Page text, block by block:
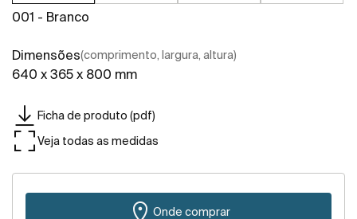
001 - Branco
Dimensões(comprimento, largura, altura)
640 x 365 x 800 mm
Ficha de produto (pdf)
Veja todas as medidas
Onde comprar